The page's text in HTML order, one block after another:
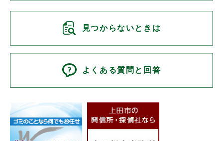
見つからないときは
よくある質問と回答